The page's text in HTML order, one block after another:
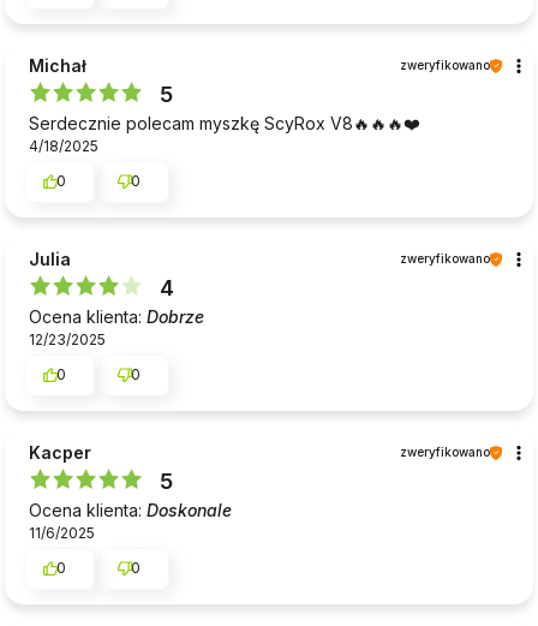
Michał zweryfikowano
5
Serdecznie polecam myszkę ScyRox V8🔥🔥🔥❤️
4/18/2025
0
0
Julia zweryfikowano
4
Ocena klienta: Dobrze
12/23/2025
0
0
Kacper zweryfikowano
5
Ocena klienta: Doskonale
11/6/2025
0
0